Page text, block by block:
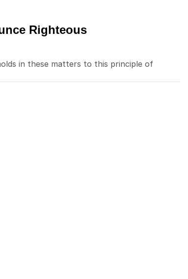
Righteous
in these matters to this principle of